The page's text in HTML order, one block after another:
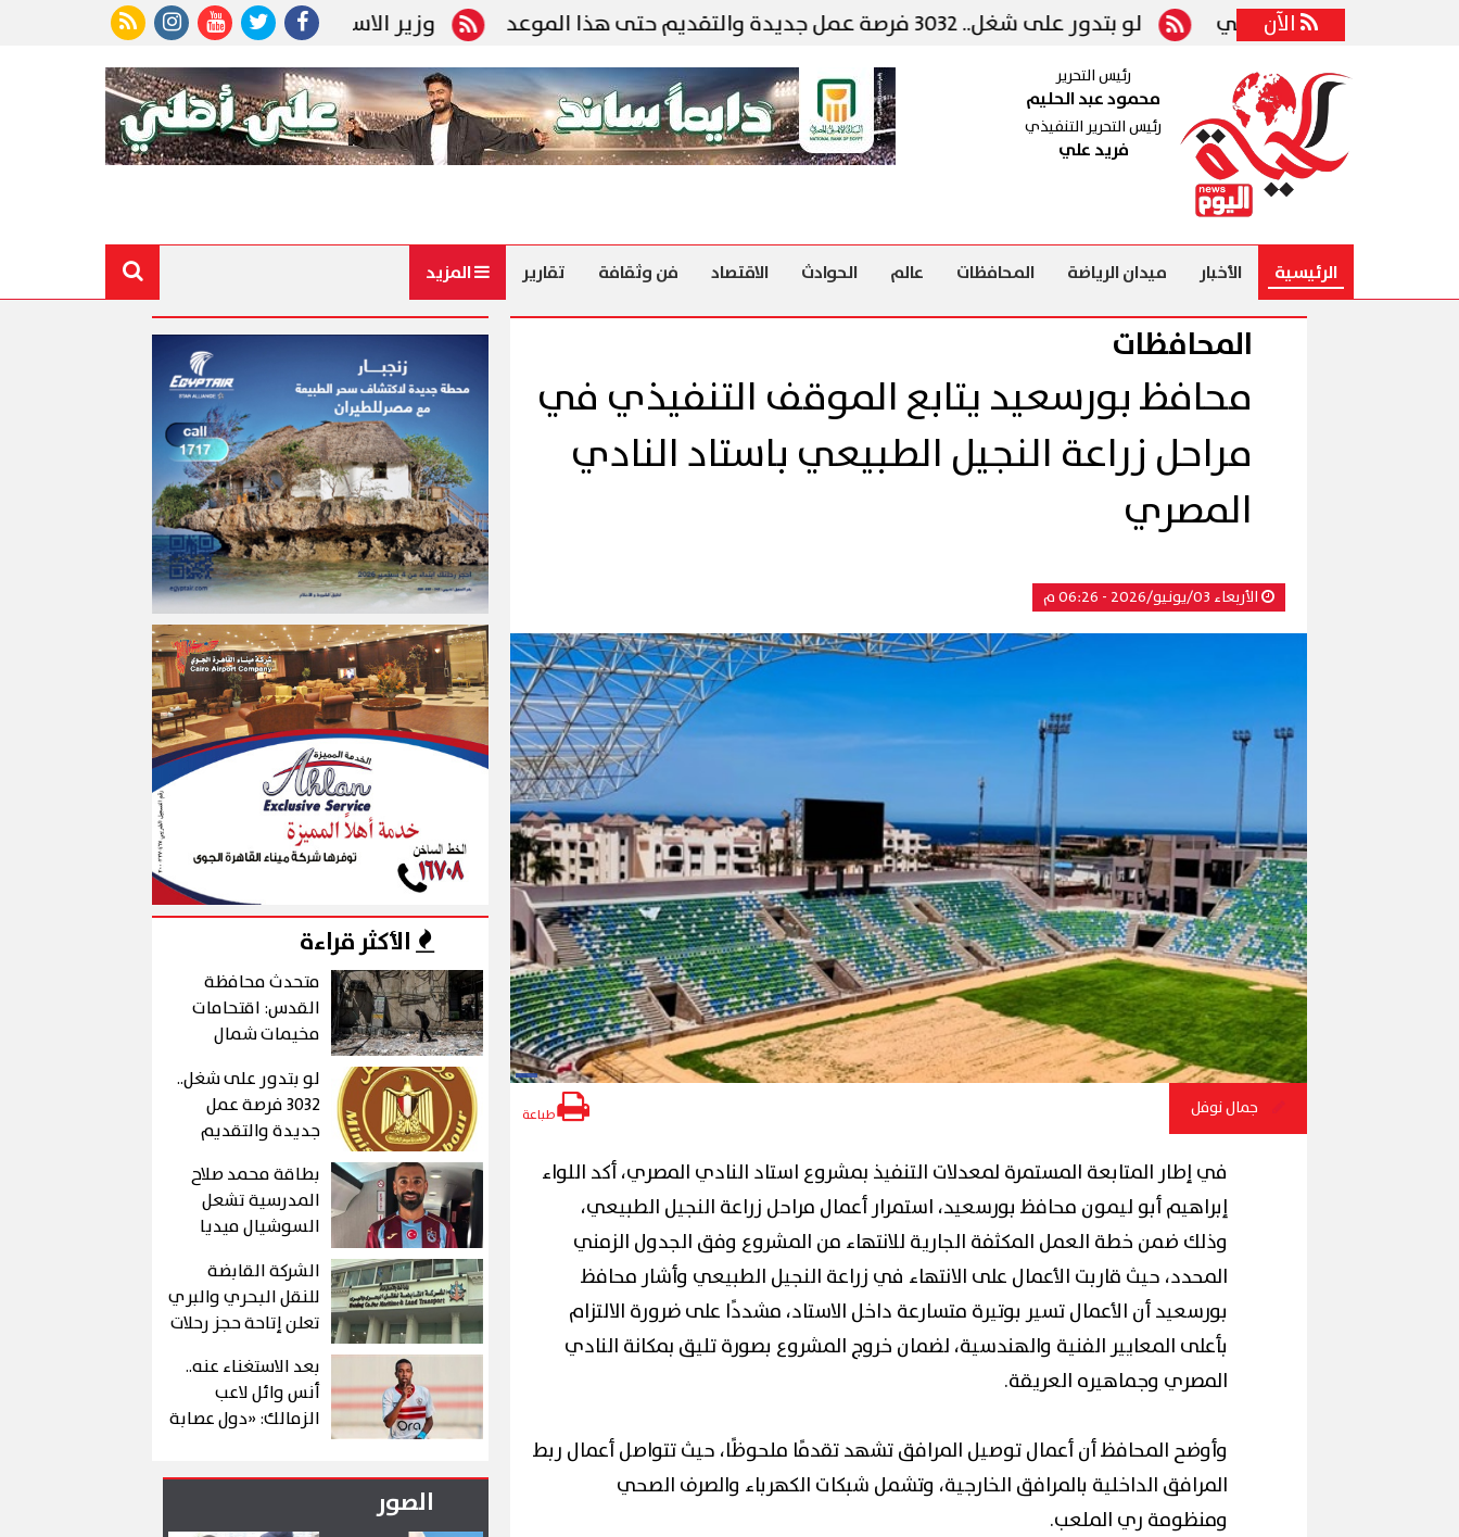
الآن وزير الاستثمار يبحث مع نائب وزير التنمية الاقتصادية الروسي لو بتدور على شغل.. 3032 فرصة عمل جديدة والتقديم حتى هذا الموعد
رئيس التحرير
محمود عبد الحليم
رئيس التحرير التنفيذي
فريد علي
الرئيسية الأخبار ميدان الرياضة المحافظات عالم الحوادث الاقتصاد فن وثقافة تقارير المزيد
المحافظات
محافظ بورسعيد يتابع الموقف التنفيذي في
مراحل زراعة النجيل الطبيعي باستاد النادي
المصري
الأربعاء 03/يونيو/2026 - 06:26 م
جمال نوفل طباعة
في إطار المتابعة المستمرة لمعدلات التنفيذ بمشروع استاد النادي المصري، أكد اللواء
إبراهيم أبو ليمون محافظ بورسعيد، استمرار أعمال مراحل زراعة النجيل الطبيعي،
وذلك ضمن خطة العمل المكثفة الجارية للانتهاء من المشروع وفق الجدول الزمني
المحدد، حيث قاربت الأعمال على الانتهاء في زراعة النجيل الطبيعي وأشار محافظ
بورسعيد أن الأعمال تسير بوتيرة متسارعة داخل الاستاد، مشددًا على ضرورة الالتزام
بأعلى المعايير الفنية والهندسية، لضمان خروج المشروع بصورة تليق بمكانة النادي
المصري وجماهيره العريقة.
وأوضح المحافظ أن أعمال توصيل المرافق تشهد تقدمًا ملحوظًا، حيث تتواصل أعمال ربط
المرافق الداخلية بالمرافق الخارجية، وتشمل شبكات الكهرباء والصرف الصحي
ومنظومة ري الملعب.
الأكثر قراءة
متحدث محافظة
القدس: اقتحامات
مخيمات شمال
لمشروعات
استيطانية وليست
لأهداف أمنية
لو بتدور على شغل..
3032 فرصة عمل
جديدة والتقديم
بطاقة محمد صلاح
المدرسية تشعل
السوشيال ميديا
الشركة القابضة
للنقل البحري والبري
تعلن إتاحة حجز رحلات
التابعة لها إلكترونيًا
عبر تطبيق «سهل»
بعد الاستغناء عنه..
أنس وائل لاعب
الزمالك: «دول عصابة
حاجة»
الصور